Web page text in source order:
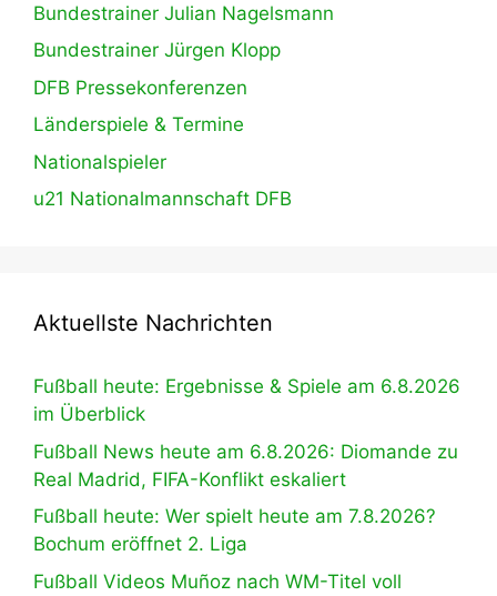
Bundestrainer Julian Nagelsmann
Bundestrainer Jürgen Klopp
DFB Pressekonferenzen
Länderspiele & Termine
Nationalspieler
u21 Nationalmannschaft DFB
Aktuellste Nachrichten
Fußball heute: Ergebnisse & Spiele am 6.8.2026
im Überblick
Fußball News heute am 6.8.2026: Diomande zu
Real Madrid, FIFA-Konflikt eskaliert
Fußball heute: Wer spielt heute am 7.8.2026?
Bochum eröffnet 2. Liga
Fußball Videos Muñoz nach WM-Titel voll